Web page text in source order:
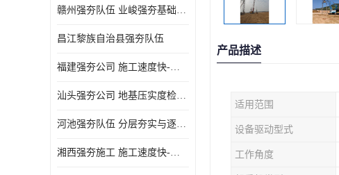
赣州强夯队伍 业峻强夯基础工程
昌江黎族自治县强夯队伍
福建强夯公司 施工速度快-施耐用性强
汕头强夯公司 地基压实度检测方法与标准
河池强夯队伍 分层夯实与逐层检测技术
湘西强夯施工 施工速度快-施耐用性强
产品描述
适用范围
设备驱动型式
工作角度